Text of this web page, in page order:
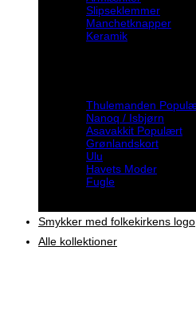
Slipseklemmer
Manchetknapper
Keramik
Thulemanden
Nanoq / Isbjørn
Asavakkit
Grønlandskort
Ulu
Havets Moder
Fugle
Smykker med folkekirkens logo
Alle kollektioner